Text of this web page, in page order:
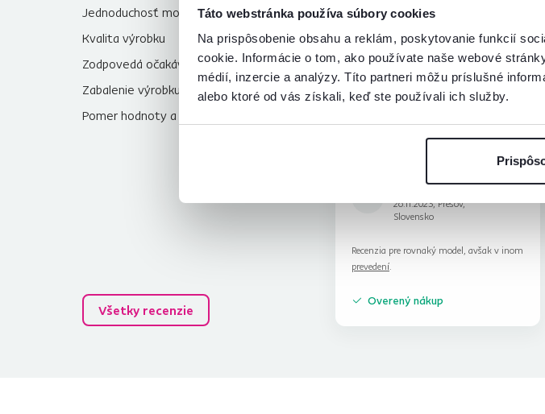
Táto webstránka používa súbory cookies
Na prispôsobenie obsahu a reklám, poskytovanie funkcií
cookie. Informácie o tom, ako používate naše webové
médií, inzercie a analýzy. Títo partneri môžu príslušné
alebo ktoré od vás získali, keď ste používali ich služby.
Jednoduchosť montáže
4,8
Kvalita výrobku
4,6
Zodpovedá očakávaniam
4,4
Zabalenie výrobku
4,8
Pomer hodnoty a ceny
Všetky recenzie
prevedení
Overený
Užitočné
Martin M.
26.11.2023, Prešov,
Slovensko
4
Recenzia pre rovnaký model, avšak v inom
prevedení
Overený nákup